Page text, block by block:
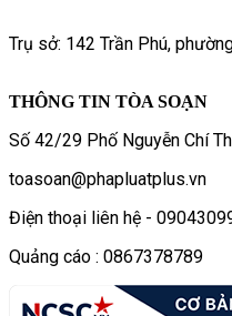
Trụ sở: 142 Trần Phú,
THÔNG TIN TÒA SOẠN
Số 42/29 Phố Nguyễn Chí
toasoan@phapluatplus.vn
Điện thoại liên hệ -
Quảng cáo : 0867378789